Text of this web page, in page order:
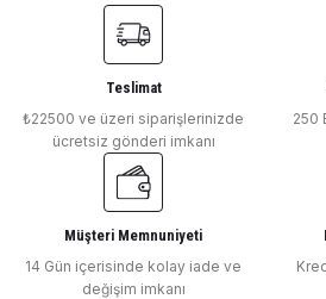
Teslimat
₺22500 ve üzeri siparişlerinizde
ücretsiz gönderi imkanı
250
Müşteri Memnuniyeti
14 Gün içerisinde kolay iade ve
değişim imkanı